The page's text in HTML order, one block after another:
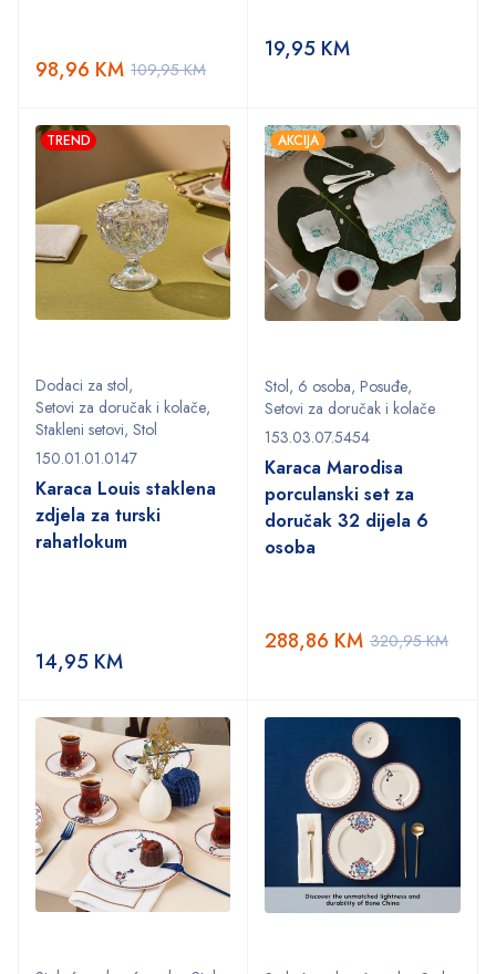
109,95KM
98,96 KM
19,95 KM
TREND
Dodaci za stol,
Setovi za doručak i kolače,
Stakleni setovi, Stol
150.01.01.0147
Karaca Louis staklena
zdjela za turski
rahatlokum
14,95 KM
AKCIJA
Stol, 6 osoba, Posuđe,
Setovi za doručak i kolače
153.03.07.5454
Karaca Marodisa
porculanski set za
doručak 32 dijela 6
osoba
320,95KM
288,86 KM